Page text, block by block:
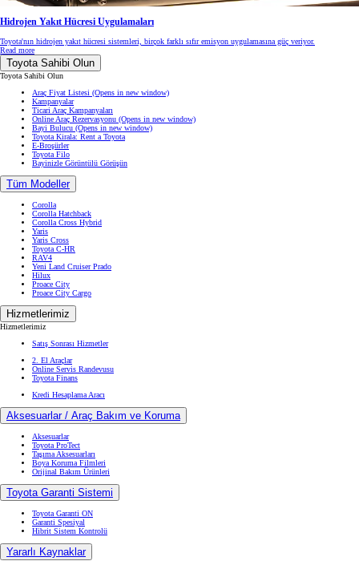
Hidrojen Yakıt Hücresi Uygulamaları
Toyota'nın hidrojen yakıt hücresi sistemleri, birçok farklı sıfır emisyon uygulamasına güç veriyor.
Read more
Toyota Sahibi Olun
Toyota Sahibi Olun
Araç Fiyat Listesi (Opens in new window)
Kampanyalar
Ticari Araç Kampanyaları
Online Araç Rezervasyonu (Opens in new window)
Bayi Bulucu (Opens in new window)
Toyota Kirala: Rent a Toyota
E-Broşürler
Toyota Filo
Bayinizle Görüntülü Görüşün
Tüm Modeller
Corolla
Corolla Hatchback
Corolla Cross Hybrid
Yaris
Yaris Cross
Toyota C-HR
RAV4
Yeni Land Cruiser Prado
Hilux
Proace City
Proace City Cargo
Hizmetlerimiz
Hizmetlerimiz
Satış Sonrası Hizmetler
2. El Araçlar
Online Servis Randevusu
Toyota Finans
Kredi Hesaplama Aracı
Aksesuarlar / Araç Bakım ve Koruma
Aksesuarlar
Toyota ProTect
Taşıma Aksesuarları
Boya Koruma Filmleri
Orijinal Bakım Ürünleri
Toyota Garanti Sistemi
Toyota Garanti ON
Garanti Spesiyal
Hibrit Sistem Kontrolü
Yararlı Kaynaklar